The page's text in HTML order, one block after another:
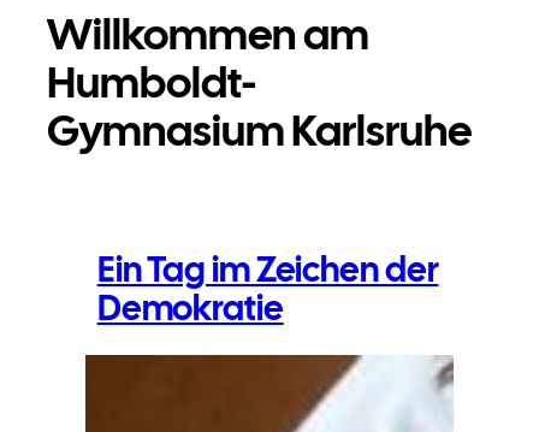
Willkommen am
Humboldt-
Gymnasium Karlsruhe
Ein Tag im Zeichen der
Demokratie